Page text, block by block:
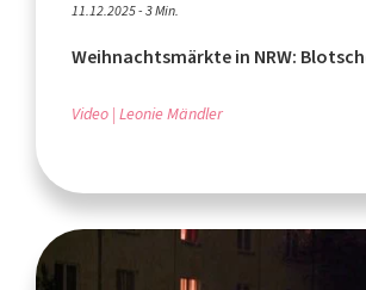
11.12.2025 - 3 Min.
Weihnachtsmärkte in NRW:
Video Leonie Mändler